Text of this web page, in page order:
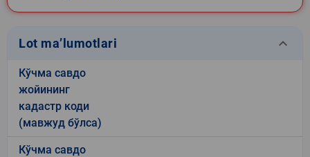
Lot ma’lumotlari keyboard_arrow_down
Кўчма савдо
жойининг
кадастр коди
(мавжуд бўлса)
Кўчма савдо